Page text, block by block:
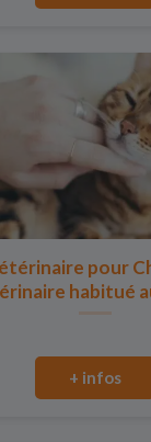
pour
habitué
+ infos